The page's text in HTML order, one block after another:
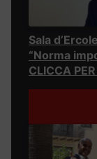
Sala
“Norma
CLICCA